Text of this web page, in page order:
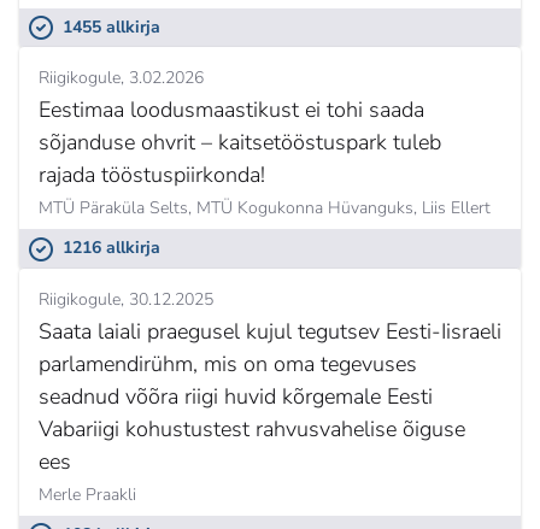
1455 allkirja
Riigikogule 3.02.2026
Eestimaa loodusmaastikust ei tohi saada
sõjanduse ohvrit – kaitsetööstuspark tuleb
rajada tööstuspiirkonda!
MTÜ Päraküla Selts, MTÜ Kogukonna Hüvanguks, Liis Ellert
1216 allkirja
Riigikogule 30.12.2025
Saata laiali praegusel kujul tegutsev Eesti-Iisraeli
parlamendirühm, mis on oma tegevuses
seadnud võõra riigi huvid kõrgemale Eesti
Vabariigi kohustustest rahvusvahelise õiguse
ees
Merle Praakli